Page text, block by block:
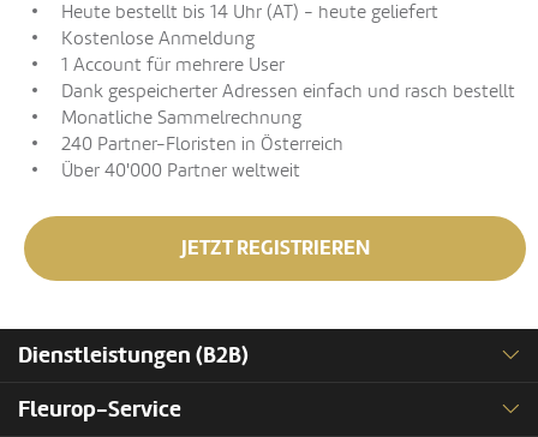
Heute bestellt bis 14 Uhr (AT) - heute geliefert
Kostenlose Anmeldung
1 Account für mehrere User
Dank gespeicherter Adressen einfach und rasch bestellt
Monatliche Sammelrechnung
240 Partner-Floristen in Österreich
Über 40'000 Partner weltweit
JETZT REGISTRIEREN
Dienstleistungen (B2B)
Fleurop-Service